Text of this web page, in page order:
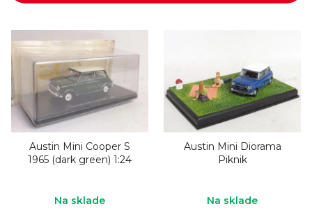
n
i
e
p
r
o
d
V
ý
p
i
s
p
Austin Mini Cooper S
1965 (dark green) 1:24
Na sklade
Austin Mini Diorama
Piknik
Na sklade